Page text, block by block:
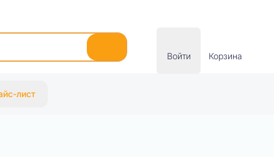
Войти Корзина
лист